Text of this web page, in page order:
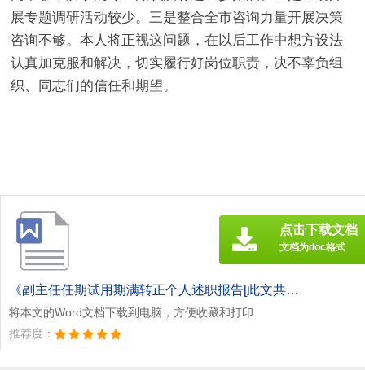
展专题调研活动较少。三是整合全市咨询力量开展决策
咨询不够。本人将正视这问题，在以后工作中想方设法
认真加克服和解决，切实履行好岗位职责，决不辜负组
织、同志们的信任和期望。
《副主任任期试用期满转正个人述职报告[此文共3775字].doc》
将本文的Word文档下载到电脑，方便收藏和打印
推荐度：
点击下载文档
文档为doc格式